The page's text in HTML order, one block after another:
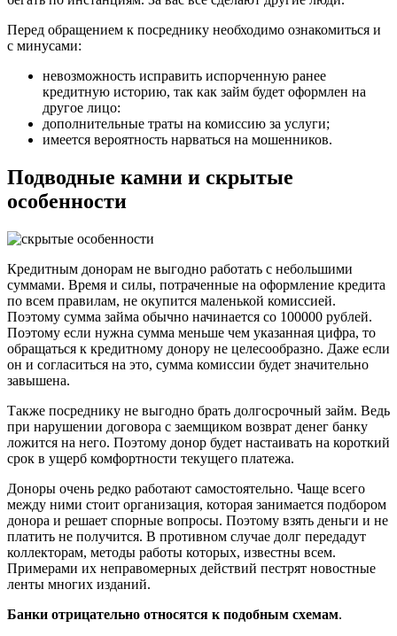
Перед обращением к посреднику необходимо ознакомиться и
с минусами:
невозможность исправить испорченную ранее
кредитную историю, так как займ будет оформлен на
другое лицо:
дополнительные траты на комиссию за услуги;
имеется вероятность нарваться на мошенников.
Подводные камни и скрытые
особенности
Кредитным донорам не выгодно работать с небольшими
суммами. Время и силы, потраченные на оформление кредита
по всем правилам, не окупится маленькой комиссией.
Поэтому сумма займа обычно начинается со 100000 рублей.
Поэтому если нужна сумма меньше чем указанная цифра, то
обращаться к кредитному донору не целесообразно. Даже если
он и согласиться на это, сумма комиссии будет значительно
завышена.
Также посреднику не выгодно брать долгосрочный займ. Ведь
при нарушении договора с заемщиком возврат денег банку
ложится на него. Поэтому донор будет настаивать на короткий
срок в ущерб комфортности текущего платежа.
Доноры очень редко работают самостоятельно. Чаще всего
между ними стоит организация, которая занимается подбором
донора и решает спорные вопросы. Поэтому взять деньги и не
платить не получится. В противном случае долг передадут
коллекторам, методы работы которых, известны всем.
Примерами их неправомерных действий пестрят новостные
ленты многих изданий.
Банки отрицательно относятся к подобным схемам.